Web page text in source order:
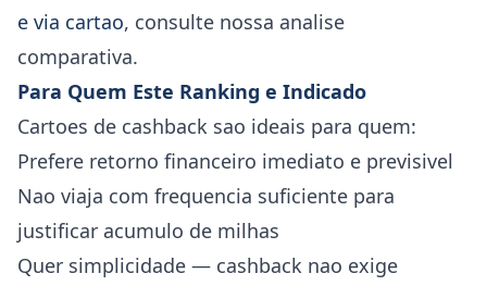
e via cartao, consulte nossa analise
comparativa.
Para Quem Este Ranking e Indicado
Cartoes de cashback sao ideais para quem:
Prefere retorno financeiro imediato e previsivel
Nao viaja com frequencia suficiente para
justificar acumulo de milhas
Quer simplicidade — cashback nao exige